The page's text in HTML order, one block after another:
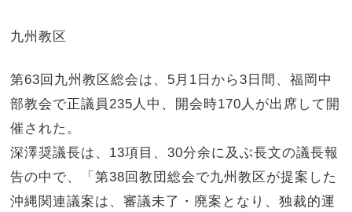
九州教区
第63回九州教区総会は、5月1日から3日間、福岡中
部教会で正議員235人中、開会時170人が出席して開
催された。
深澤奨議長は、13項目、30分余に及ぶ長文の議長報
告の中で、「第38回教団総会で九州教区が提案した
沖縄関連議案は、審議未了・廃案となり、独裁的運